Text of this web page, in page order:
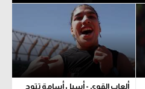
ألعاب القوى - أسيل أسامة تتوج